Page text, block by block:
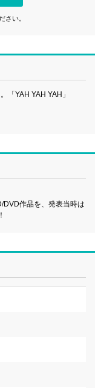
さい。
「YAH YAH YAH」
DVD作品を、発表当時は